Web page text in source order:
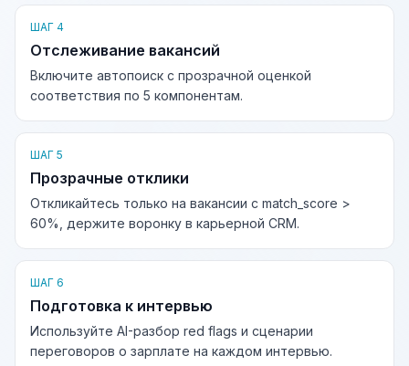
ШАГ 4
Отслеживание вакансий
Включите автопоиск с прозрачной оценкой
соответствия по 5 компонентам.
ШАГ 5
Прозрачные отклики
Откликайтесь только на вакансии с match_score >
60%, держите воронку в карьерной CRM.
ШАГ 6
Подготовка к интервью
Используйте AI-разбор red flags и сценарии
переговоров о зарплате на каждом интервью.